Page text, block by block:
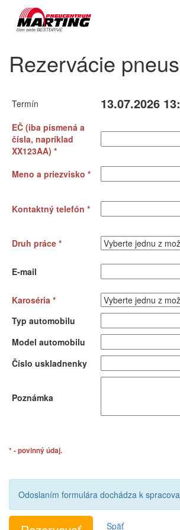
Rezervácie
Termín 13.07.2026
EČ (iba písmená a
čísla, napríklad
XX123AA) *
Meno a priezvisko *
Kontaktný telefón *
Druh práce *
E-mail
Karoséria *
Typ automobilu
Model automobilu
Číslo uskladnenky
Poznámka
* - povinný údaj.
Odoslaním formulára dochádza k
Späť